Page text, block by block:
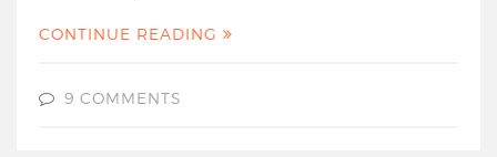
CONTINUE READING
9 COMMENTS